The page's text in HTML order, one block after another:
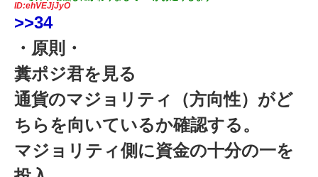
ID:ehVEJjJyO
>>34
・原則・
糞ポジ君を見る
通貨のマジョリティ（方向性）がど
ちらを向いているか確認する。
マジョリティ側に資金の十分の一を